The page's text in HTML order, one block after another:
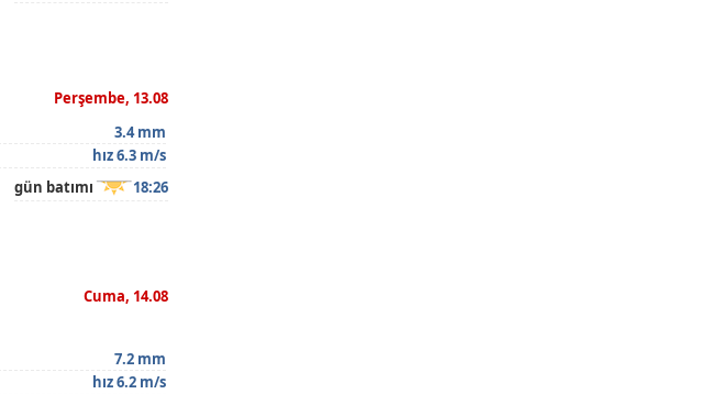
Perşembe, 13.08
3.4 mm
hız 6.3 m/s
gün batımı 18:26
Cuma, 14.08
7.2 mm
hız 6.2 m/s